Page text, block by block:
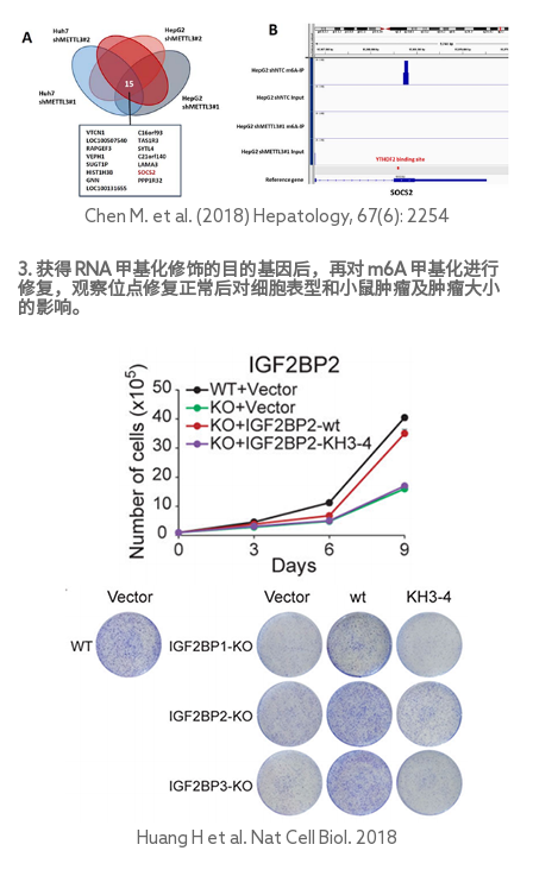
Chen M. et al. (2018) Hepatology, 67(6): 2254
3. 获得 RNA 甲基化修饰的目的基因后，再对 m6A 甲基化进行
修复，观察位点修复正常后对细胞表型和小鼠肿瘤及肿瘤大小
的影响。
Huang H et al. Nat Cell Biol. 2018